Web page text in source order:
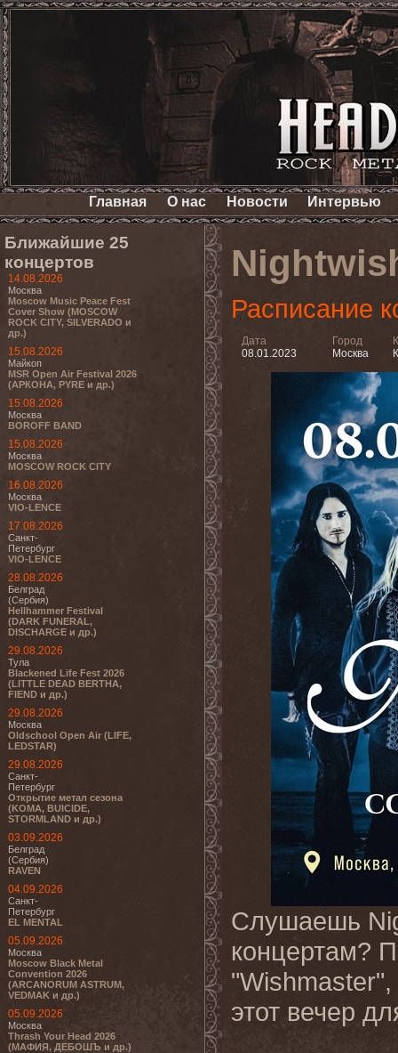
Главная О нас Новости Интервью
Ближайшие 25
концертов
14.08.2026
Москва
Moscow Music Peace Fest
Cover Show (MOSCOW
ROCK CITY, SILVERADO и
др.)
15.08.2026
Майкоп
MSR Open Air Festival 2026
(АРКОНА, PYRE и др.)
15.08.2026
Москва
BOROFF BAND
15.08.2026
Москва
MOSCOW ROCK CITY
16.08.2026
Москва
VIO-LENCE
17.08.2026
Санкт-
Петербург
VIO-LENCE
28.08.2026
Белград
(Сербия)
Hellhammer Festival
(DARK FUNERAL,
DISCHARGE и др.)
29.08.2026
Тула
Blackened Life Fest 2026
(LITTLE DEAD BERTHA,
FIEND и др.)
29.08.2026
Москва
Oldschool Open Air (LIFE,
LEDSTAR)
29.08.2026
Санкт-
Петербург
Открытие метал сезона
(KOMA, BUICIDE,
STORMLAND и др.)
03.09.2026
Белград
(Сербия)
RAVEN
04.09.2026
Санкт-
Петербург
EL MENTAL
05.09.2026
Москва
Moscow Black Metal
Convention 2026
(ARCANORUM ASTRUM,
VEDMAK и др.)
05.09.2026
Москва
Thrash Your Head 2026
(МАФИЯ, ДЕБОШЪ и др.)
Расписание
Дата
08.01.2023
Город
Москва
Слушаешь
концертам?
этот вечер